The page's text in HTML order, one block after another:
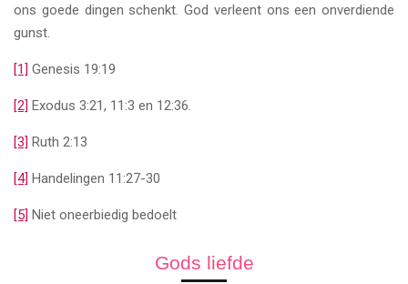
ons goede dingen schenkt. God verleent ons een onverdiende
gunst.
[1] Genesis 19:19
[2] Exodus 3:21, 11:3 en 12:36.
[3] Ruth 2:13
[4] Handelingen 11:27-30
[5] Niet oneerbiedig bedoelt
Gods liefde